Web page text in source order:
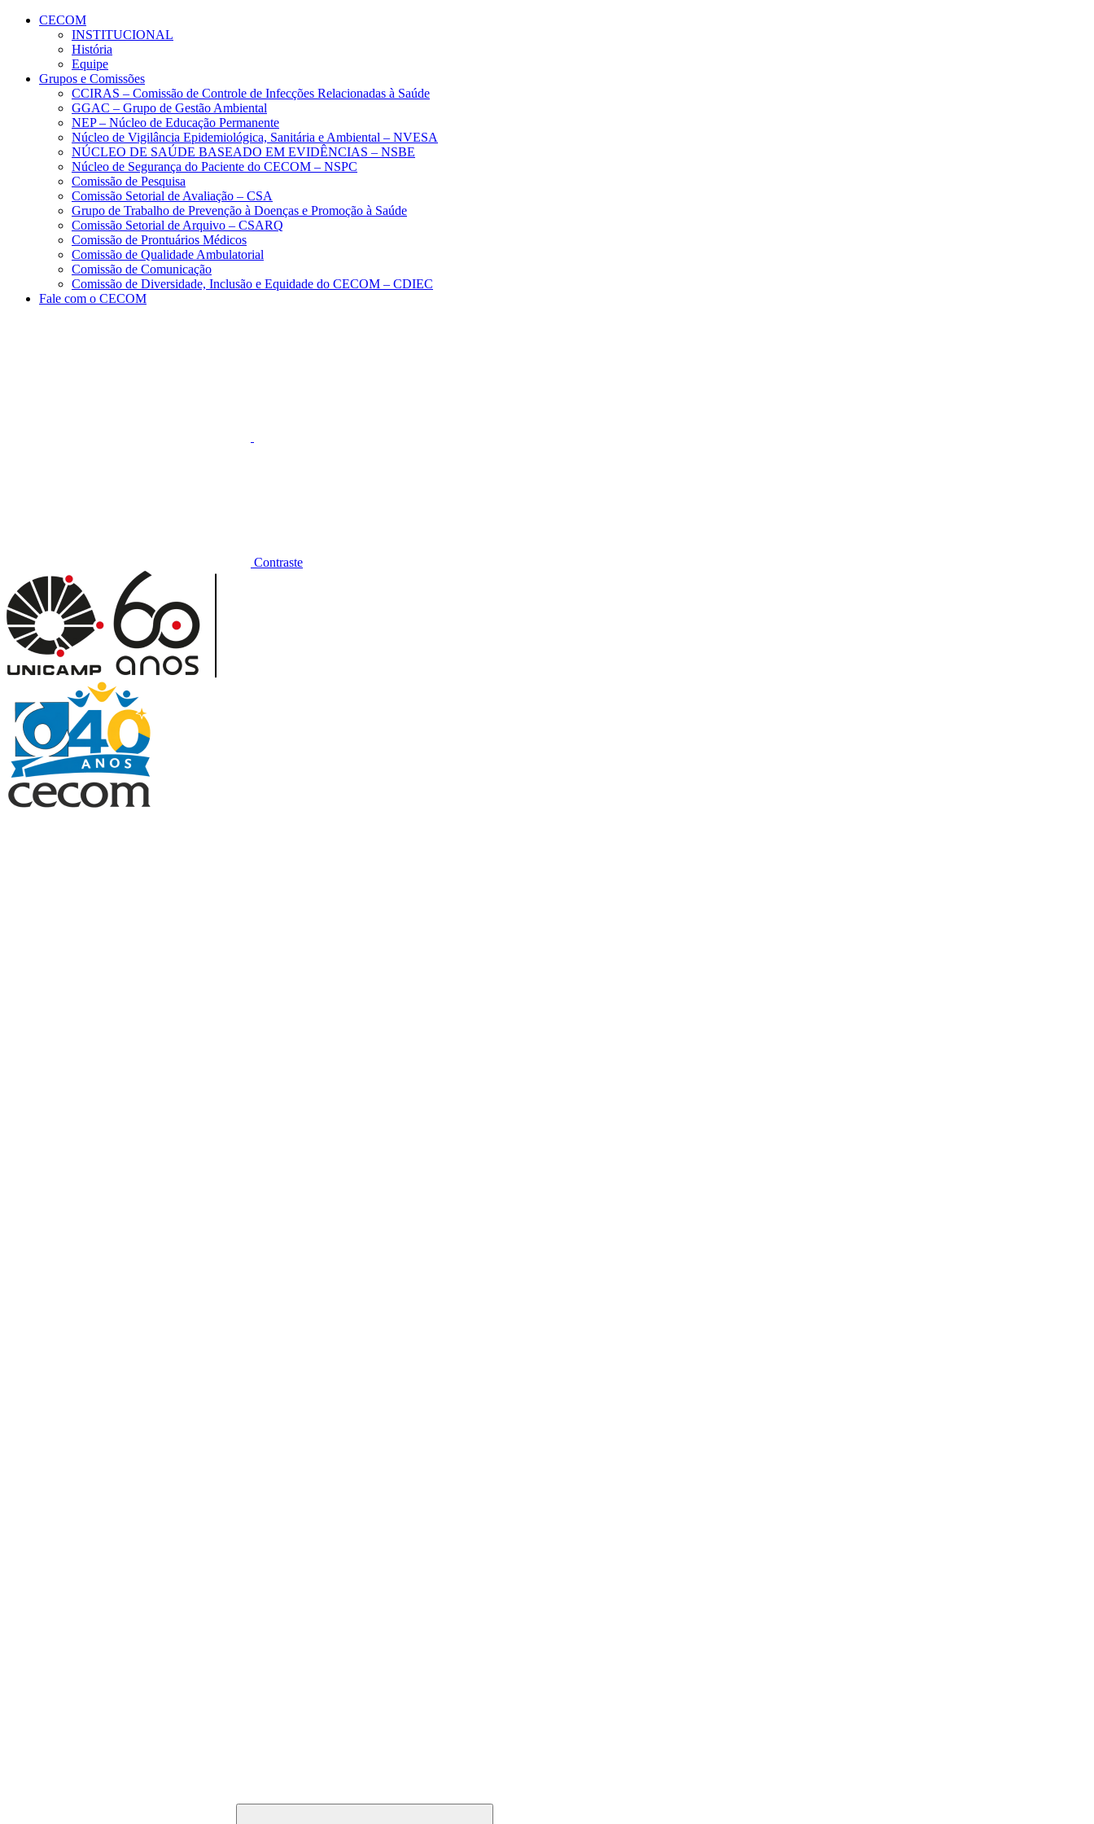
Conteúdo principal
CECOM
INSTITUCIONAL
História
Equipe
Grupos e Comissões
CCIRAS – Comissão de Controle de Infecções Relacionadas à Saúde
GGAC – Grupo de Gestão Ambiental
NEP – Núcleo de Educação Permanente
Núcleo de Vigilância Epidemiológica, Sanitária e Ambiental – NVESA
NÚCLEO DE SAÚDE BASEADO EM EVIDÊNCIAS – NSBE
Núcleo de Segurança do Paciente do CECOM – NSPC
Comissão de Pesquisa
Comissão Setorial de Avaliação – CSA
Grupo de Trabalho de Prevenção à Doenças e Promoção à Saúde
Comissão Setorial de Arquivo – CSARQ
Comissão de Prontuários Médicos
Comissão de Qualidade Ambulatorial
Comissão de Comunicação
Comissão de Diversidade, Inclusão e Equidade do CECOM – CDIEC
Fale com o CECOM
Contraste